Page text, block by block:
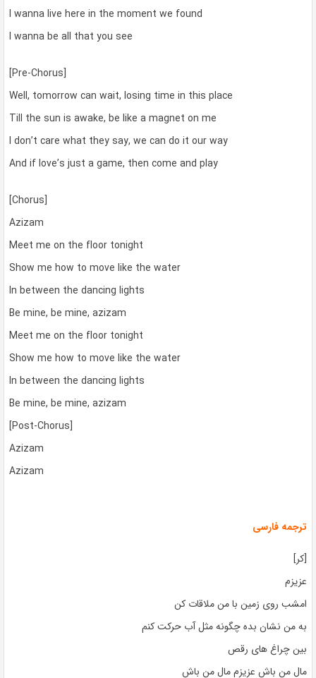
I wanna live here in the moment we found
I wanna be all that you see
[Pre-Chorus]
Well, tomorrow can wait, losing time in this place
Till the sun is awake, be like a magnet on me
I don’t care what they say, we can do it our way
And if love’s just a game, then come and play
[Chorus]
Azizam
Meet me on the floor tonight
Show me how to move like the water
In between the dancing lights
Be mine, be mine, azizam
Meet me on the floor tonight
Show me how to move like the water
In between the dancing lights
Be mine, be mine, azizam
[Post-Chorus]
Azizam
Azizam
ترجمه فارسی
[کر]
عزیزم
امشب روی زمین با من ملاقات کن
به من نشان بده چگونه مثل آب حرکت کنم
بین چراغ های رقص
مال من باش عزیزم مال من باش